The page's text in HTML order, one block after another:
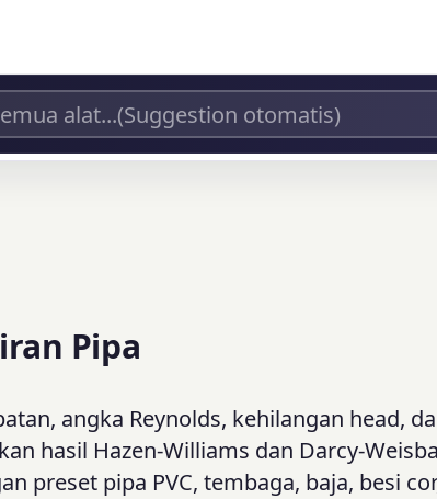
Pipa
angka Reynolds, kehilangan head,
hasil Hazen-Williams dan Darcy-
preset pipa PVC, tembaga, baja, besi